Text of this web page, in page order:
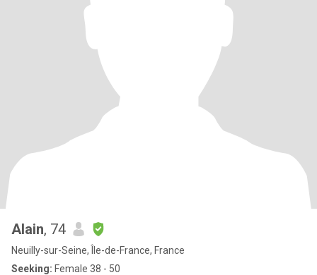
Alain, 74
Neuilly-sur-Seine, Île-de-France, France
Seeking: Female 38 - 50